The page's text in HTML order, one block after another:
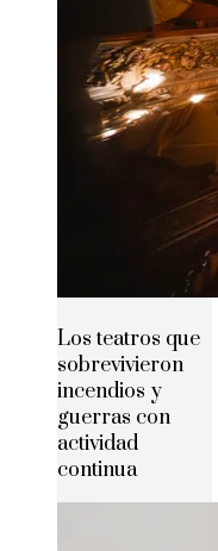
Los teatros que
sobrevivieron
incendios y
guerras con
actividad
continua